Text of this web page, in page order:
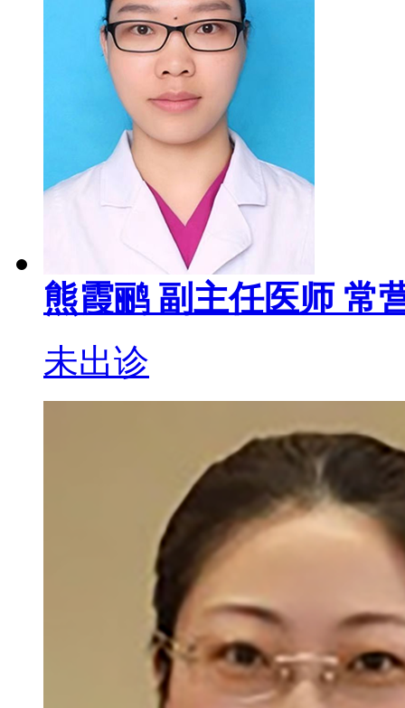
熊霞鹂 副主任医师 常
未出诊